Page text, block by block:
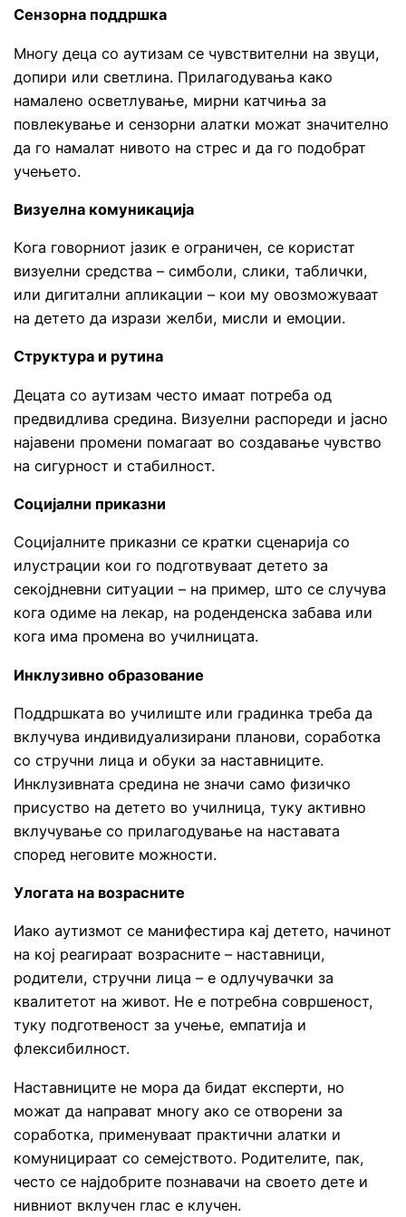
Сензорна поддршка
Многу деца со аутизам се чувствителни на звуци,
допири или светлина. Прилагодувања како
намалено осветлување, мирни катчиња за
повлекување и сензорни алатки можат значително
да го намалат нивото на стрес и да го подобрат
учењето.
Визуелна комуникација
Кога говорниот јазик е ограничен, се користат
визуелни средства – симболи, слики, таблички,
или дигитални апликации – кои му овозможуваат
на детето да изрази желби, мисли и емоции.
Структура и рутина
Децата со аутизам често имаат потреба од
предвидлива средина. Визуелни распореди и јасно
најавени промени помагаат во создавање чувство
на сигурност и стабилност.
Социјални приказни
Социјалните приказни се кратки сценарија со
илустрации кои го подготвуваат детето за
секојдневни ситуации – на пример, што се случува
кога одиме на лекар, на роденденска забава или
кога има промена во училницата.
Инклузивно образование
Поддршката во училиште или градинка треба да
вклучува индивидуализирани планови, соработка
со стручни лица и обуки за наставниците.
Инклузивната средина не значи само физичко
присуство на детето во училница, туку активно
вклучување со прилагодување на наставата
според неговите можности.
Улогата на возрасните
Иако аутизмот се манифестира кај детето, начинот
на кој реагираат возрасните – наставници,
родители, стручни лица – е одлучувачки за
квалитетот на живот. Не е потребна совршеност,
туку подготвеност за учење, емпатија и
флексибилност.
Наставниците не мора да бидат експерти, но
можат да направат многу ако се отворени за
соработка, применуваат практични алатки и
комуницираат со семејството. Родителите, пак,
често се најдобрите познавачи на своето дете и
нивниот вклучен глас е клучен.